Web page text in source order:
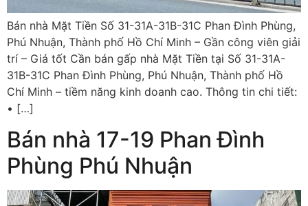
Bán nhà Mặt Tiền Số 31-31A-31B-31C Phan Đình Phùng,
Phú Nhuận, Thành phố Hồ Chí Minh – Gần công viên giải
trí – Giá tốt Cần bán gấp nhà Mặt Tiền tại Số 31-31A-
31B-31C Phan Đình Phùng, Phú Nhuận, Thành phố Hồ
Chí Minh – tiềm năng kinh doanh cao. Thông tin chi tiết:
• […]
Bán nhà 17-19 Phan Đình
Phùng Phú Nhuận